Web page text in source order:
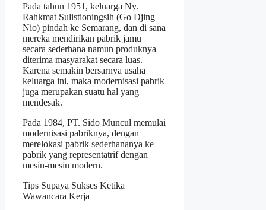
Pada tahun 1951, keluarga Ny.
Rahkmat Sulistioningsih (Go Djing
Nio) pindah ke Semarang, dan di sana
mereka mendirikan pabrik jamu
secara sederhana namun produknya
diterima masyarakat secara luas.
Karena semakin bersarnya usaha
keluarga ini, maka modernisasi pabrik
juga merupakan suatu hal yang
mendesak.
Pada 1984, PT. Sido Muncul memulai
modernisasi pabriknya, dengan
merelokasi pabrik sederhananya ke
pabrik yang representatrif dengan
mesin-mesin modern.
Tips Supaya Sukses Ketika
Wawancara Kerja